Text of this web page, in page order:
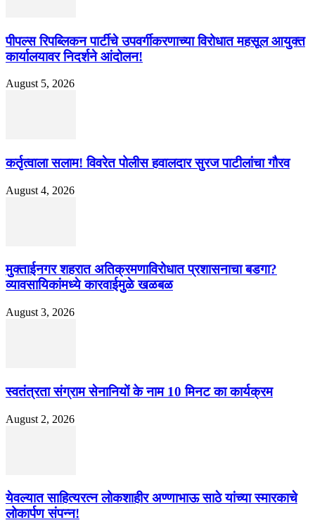
पीपल्स रिपब्लिकन पार्टीचे उपवर्गीकरणाच्या विरोधात महसूल आयुक्त
कार्यालयावर निदर्शने आंदोलन!
August 5, 2026
कर्तृत्वाला सलाम! विवरेत पोलीस हवालदार सुरज पाटीलांचा गौरव
August 4, 2026
मुक्ताईनगर शहरात अतिक्रमणाविरोधात प्रशासनाचा बडगा?
व्यावसायिकांमध्ये कारवाईमुळे खळबळ
August 3, 2026
स्वतंत्रता संग्राम सेनानियों के नाम 10 मिनट का कार्यक्रम
August 2, 2026
येवल्यात साहित्यरत्न लोकशाहीर अण्णाभाऊ साठे यांच्या स्मारकाचे
लोकार्पण संपन्न!